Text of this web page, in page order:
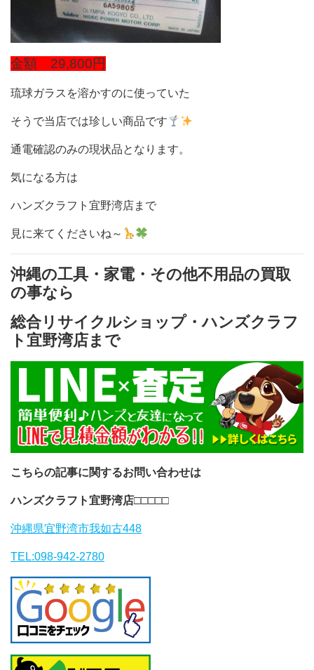
金額 29,800円
琉球ガラスを溶かすのに使っていた
そうで当店では珍しい商品です
通電確認のみの現状品となります。
気になる方は
ハンズクラフト宜野湾店まで
見に来てくださいね～
沖縄の工具・家電・その他不用品の買取
の事なら
総合リサイクルショップ・ハンズクラフ
ト宜野湾店まで
こちらの記事に関するお問い合わせは
ハンズクラフト宜野湾店□□□□□
沖縄県宜野湾市我如古448
TEL:098-942-2780